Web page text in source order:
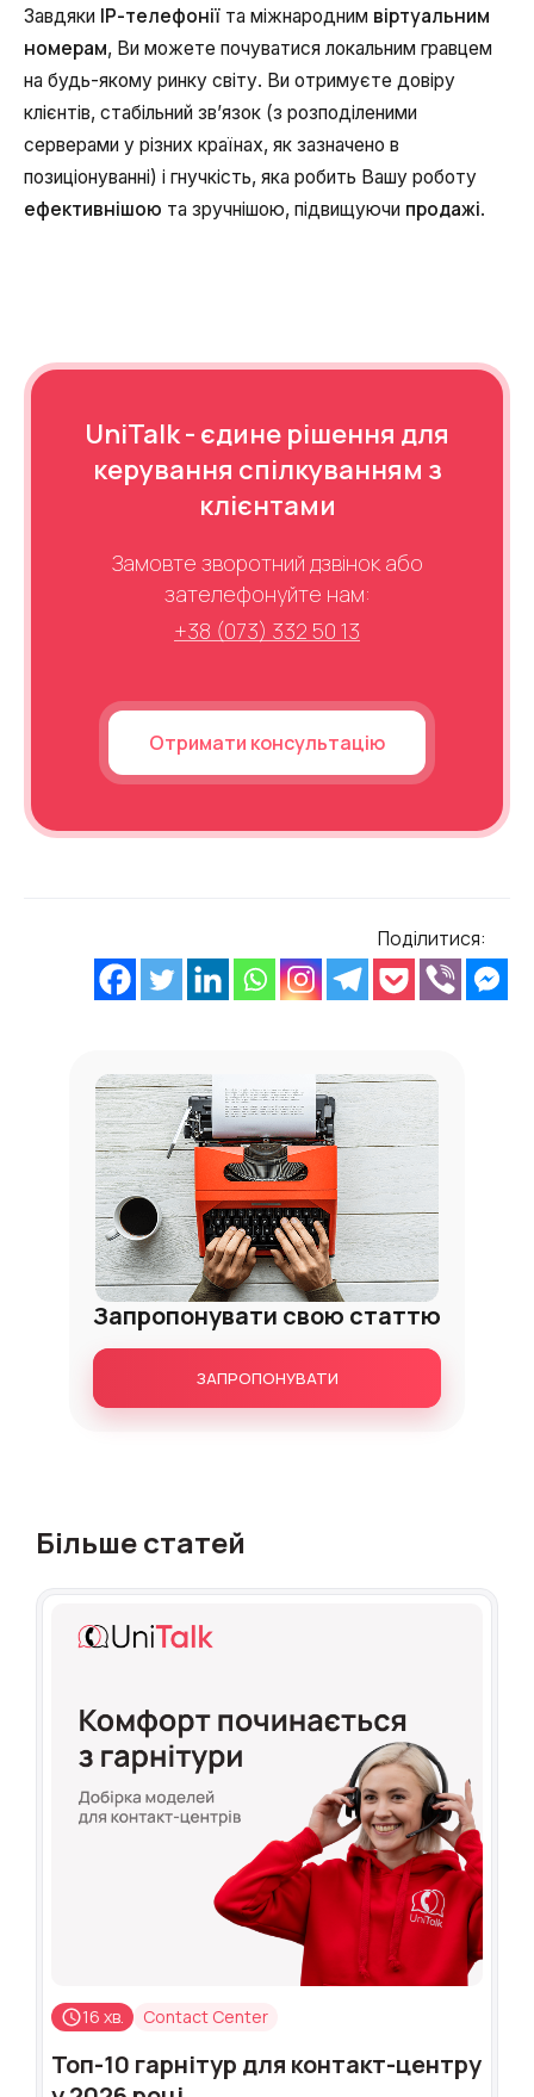
Завдяки IP-телефонії та міжнародним віртуальним
номерам, Ви можете почуватися локальним гравцем
на будь-якому ринку світу. Ви отримуєте довіру
клієнтів, стабільний зв’язок (з розподіленими
серверами у різних країнах, як зазначено в
позиціонуванні) і гнучкість, яка робить Вашу роботу
ефективнішою та зручнішою, підвищуючи продажі.
UniTalk - єдине рішення для
керування спілкуванням з
клієнтами
Замовте зворотний дзвінок або
зателефонуйте нам:
+38 (073) 332 50 13
Отримати консультацію
Поділитися:
Запропонувати свою статтю
ЗАПРОПОНУВАТИ
Більше статей
16 хв. Contact Center
Топ-10 гарнітур для контакт-центру
Номер телефону
+1
Компанія
E-mail
Alternative:
Ваше ім'я
Ваш номер телефону
+1
Ваше ім'я
Ваш номер телефону
+1
Ваше ім'я
Ваш номер телефону
+1
Безкоштовна консультація
Ваше ім'я
Alternative: